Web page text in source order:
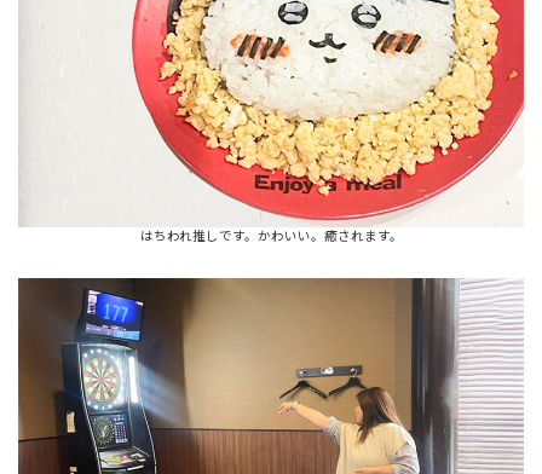
はちわれ推しです。かわいい。癒されます。